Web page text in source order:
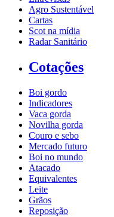
Agro Sustentável
Cartas
Scot na mídia
Radar Sanitário
Cotações
Boi gordo
Indicadores
Vaca gorda
Novilha gorda
Couro e sebo
Mercado futuro
Boi no mundo
Atacado
Equivalentes
Leite
Grãos
Reposição